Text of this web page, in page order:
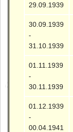
29.09.1939
30.09.1939
-
31.10.1939
01.11.1939
-
30.11.1939
01.12.1939
-
00.04.1941